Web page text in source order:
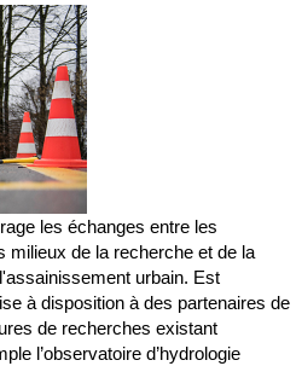
les échanges entre les
de la recherche et de la
urbain. Est
à disposition à des partenaires de
de recherches existant
l’observatoire d’hydrologie